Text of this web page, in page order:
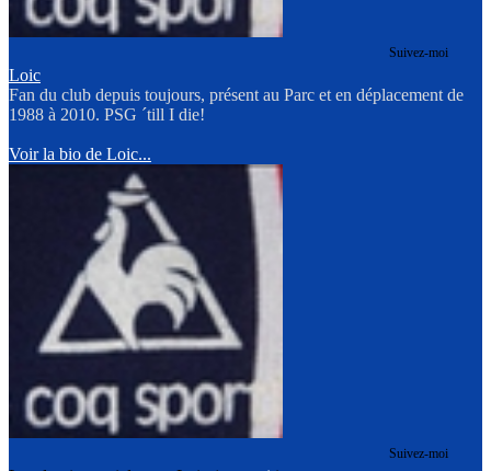
Suivez-moi
Loic
Fan du club depuis toujours, présent au Parc et en déplacement de
1988 à 2010. PSG ´till I die!
Voir la bio de Loic...
Suivez-moi